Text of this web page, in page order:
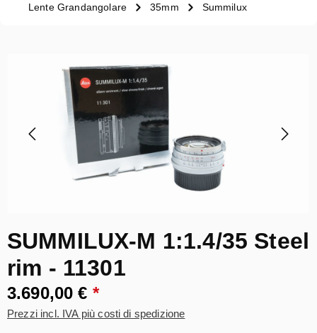
Lente Grandangolare
35mm Summilux
SUMMILUX-M 1:1.4/35 Steel
rim - 11301
3.690,00 € *
Prezzi incl. IVA più costi di spedizione